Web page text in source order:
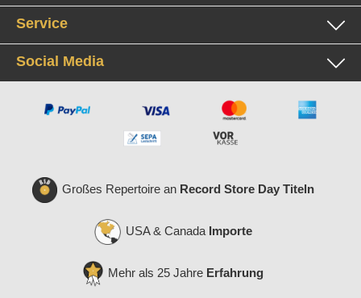
Service
Social Media
Großes Repertoire an Record Store Day Titeln
USA & Canada Importe
Mehr als 25 Jahre Erfahrung